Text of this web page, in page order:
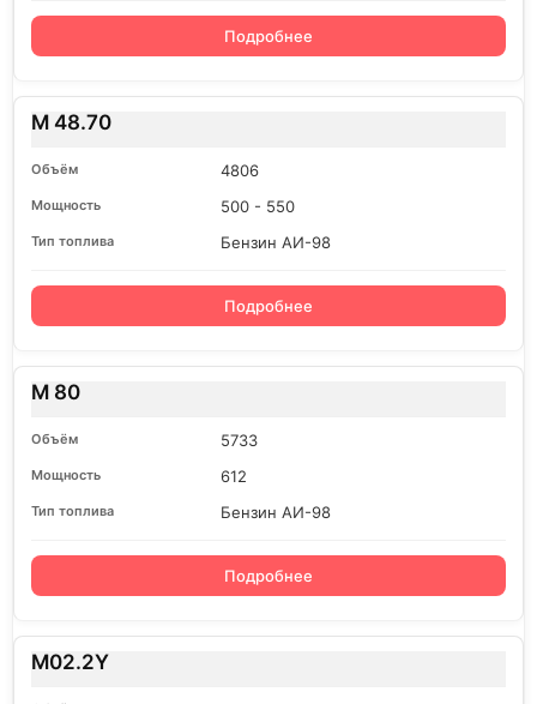
Подробнее
M 48.70
4806
500 - 550
Бензин АИ-98
Подробнее
M 80
5733
612
Бензин АИ-98
Подробнее
M02.2Y